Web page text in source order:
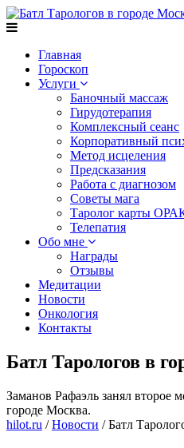
Главная
Гороскоп
Услуги
Баночный массаж
Гирудотерапия
Комплексный сеанс
Корпоративный
Метод исцеления
Предсказания
Работа с диагнозом
Советы мага
Таролог карты
Телепатия
Обо мне
Награды
Отзывы
Медитации
Новости
Онкология
Контакты
Батл Тарологов в
Заманов Рафаэль занял второе
городе Москва.
hilot.ru /Новости /Батл